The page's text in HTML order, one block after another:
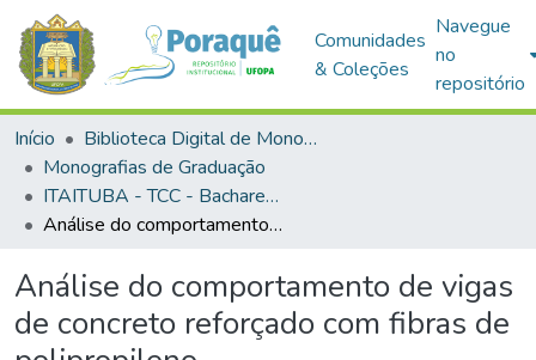
Comunidades
& Coleções
Navegue
no
repositório
Início
Biblioteca Digital de Monografias (BDM)
Monografias de Graduação
ITAITUBA - TCC - Bacharelado em Engenharia Civil
Análise do comportamento de vigas de concreto reforçado com fibras de polipropileno
Análise do comportamento de vigas
de concreto reforçado com fibras de